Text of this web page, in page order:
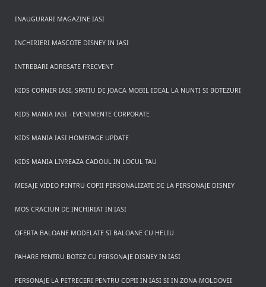
INAUGURARI MAGAZINE IASI
INCHIRIERI MASCOTE DISNEY IN IASI
INTREBARI ADRESATE FRECVENT
KIDS CORNER IASI, SPATIU DE JOACA MOBIL IDEAL LA NUNTI SI BOTEZURI
KIDS MANIA IASI - EVENIMENTE CORPORATE
KIDS MANIA IASI HOMEPAGE UPDATE
KIDS MANIA LIVREAZA CADOUL IN LOCUL TAU
MESAJE VIDEO PENTRU COPII PERSONALIZATE DE LA PERSONAJE DISNEY
MOS CRACIUN DE INCHIRIAT IN IASI
OFERTA BALOANE MODELATE SI BALOANE CU HELIU
PAHARE PENTRU BOTEZ CU PERSONAJE DISNEY IN IASI
PERSONAJE LA PETRECERI PENTRU COPII IN IASI SI IN ZONA MOLDOVEI